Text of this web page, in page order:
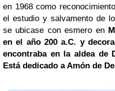
en 1968 como
el estudio y salvamento de
se ubicase con esmero en
en el año 200 a.C. y
encontraba en la aldea de
Está dedicado a Amón de